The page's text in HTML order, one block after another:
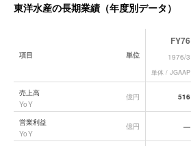
東洋水産の長期業績（年度別データ）
東洋水産
項目 単位
FY76
1976/3
単体 / JGAAP
売上高
YoY
億円 516
営業利益
YoY
億円 —